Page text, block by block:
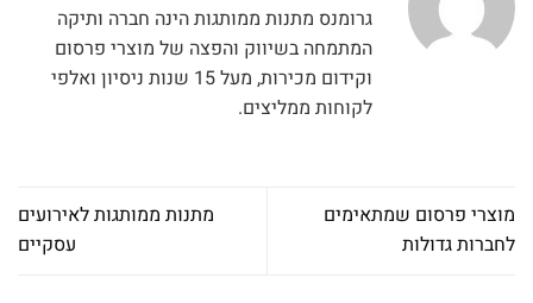
גרומנס מתנות ממותגות הינה חברה ותיקה
המתמחה בשיווק והפצה של מוצרי פרסום
וקידום מכירות, מעל 15 שנות ניסיון ואלפי
לקוחות ממליצים.
מוצרי פרסום שמתאימים
לחברות גדולות
מתנות ממותגות לאירועים
עסקיים